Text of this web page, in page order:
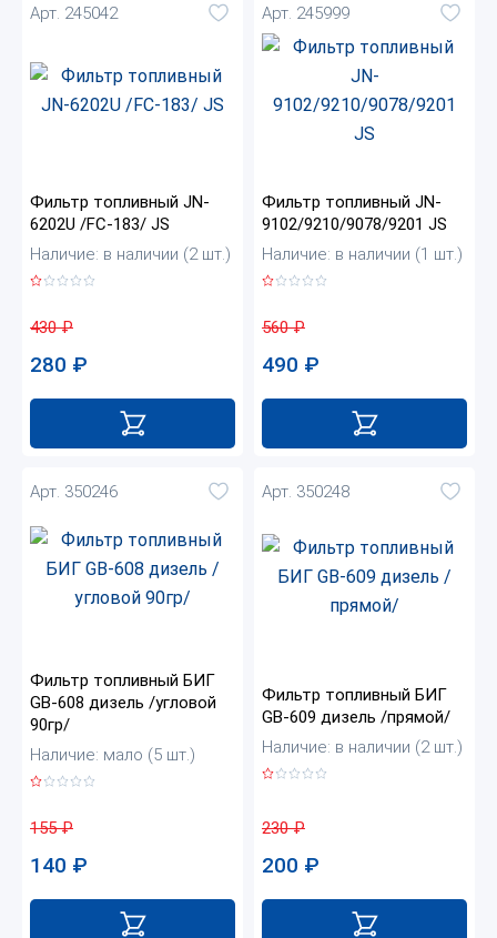
Арт. 245042
Фильтр топливный JN-
6202U /FC-183/ JS
Наличие: в наличии (2 шт.)
430₽
280 ₽
Арт. 245999
Фильтр топливный JN-
9102/9210/9078/9201 JS
Наличие: в наличии (1 шт.)
560₽
490 ₽
Арт. 350246
Фильтр топливный БИГ
GB-608 дизель /угловой
90гр/
Наличие: мало (5 шт.)
155₽
140 ₽
Арт. 350248
Фильтр топливный БИГ
GB-609 дизель /прямой/
Наличие: в наличии (2 шт.)
230₽
200 ₽